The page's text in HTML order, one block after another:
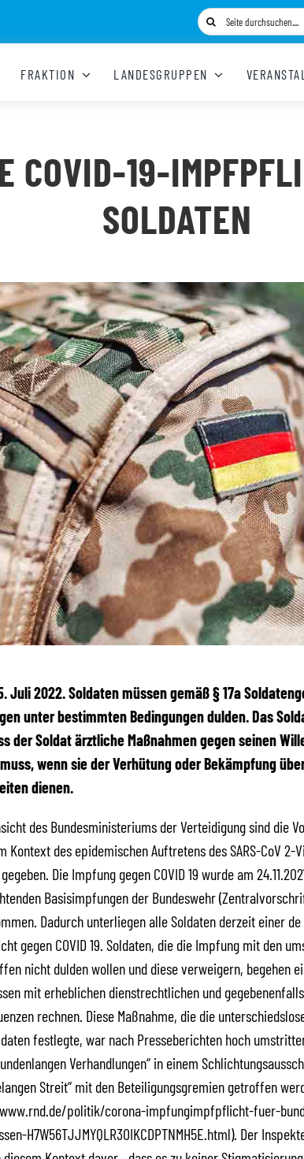
Suche
nach:
FRAKTION LANDESGRUPPEN
COVID-19-
SOLDATEN
Juli 2022. Soldaten müssen gemäß § 17a
unter bestimmten Bedingungen dulden. Das
der Soldat ärztliche Maßnahmen gegen seinen
wenn sie der Verhütung oder Bekämpfung
dienen.
des Bundesministeriums der Verteidigung sind die
Kontext des epidemischen Auftretens des SARS-CoV 2-
Die Impfung gegen COVID 19 wurde am
Basisimpfungen der Bundeswehr
Dadurch unterliegen alle Soldaten derzeit einer
gegen COVID 19. Soldaten, die die Impfung mit den
nicht dulden wollen und diese verweigern, begehen
mit erheblichen dienstrechtlichen und
rechnen. Diese Maßnahme, die die
festlegte, war nach Presseberichten hoch
Verhandlungen“ in einem
Streit“ mit den Beteiligungsgremien getroffen
politik/corona-impfungimpfpflicht-fuer-
H7W56TJJMYQLR3OIKCDPTNMH5E.html). Der